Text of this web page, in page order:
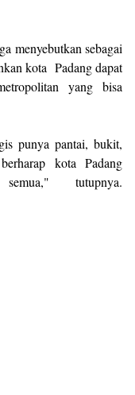
menyebutkan sebagai
kota Padang dapat
yang bisa
punya pantai, bukit,
kota Padang
tutupnya.